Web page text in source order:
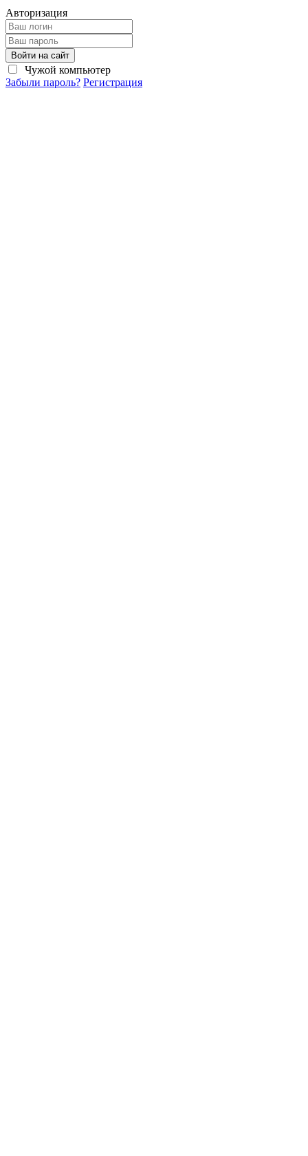
Авторизация
Войти на сайт
Чужой компьютер
Забыли пароль? Регистрация